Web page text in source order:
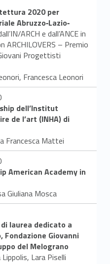
2020 per
Abruzzo‐Lazio‐
ARCH e dall’ANCE in
ARCHILOVERS – Premio
Progettisti
Francesca Leonori
dell’Institut
de l’art (INHA) di
Francesca Mattei
American Academy in
Giuliana Mosca
laurea dedicato a
Fondazione Giovanni
del Melograno
Lara Piselli